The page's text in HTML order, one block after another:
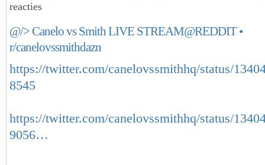
reacties
@/> Canelo vs Smith LIVE STREAM@REDDIT •
r/canelovssmithdazn
https://twitter.com/canelovssmithhq/status/
8545
https://twitter.com/canelovssmithhq/status/
9056…